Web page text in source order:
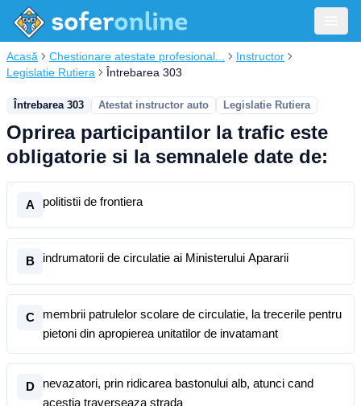
Acasă Chestionare atestate profesional...
Instructor
Legislatie Rutiera
Întrebarea 303
Întrebarea 303 Atestat instructor auto Legislatie Rutiera
Oprirea participantilor la trafic este
obligatorie si la semnalele date de:
A politistii de frontiera
B indrumatorii de circulatie ai Ministerului Apararii
C
membrii patrulelor scolare de circulatie, la trecerile pentru
pietoni din apropierea unitatilor de invatamant
D
nevazatori, prin ridicarea bastonului alb, atunci cand
acestia traverseaza strada